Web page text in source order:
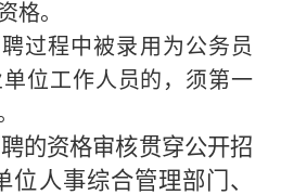
格。
过程中被录用为公务员
位工作人员的，须第一
的资格审核贯穿公开招
位人事综合管理部门、